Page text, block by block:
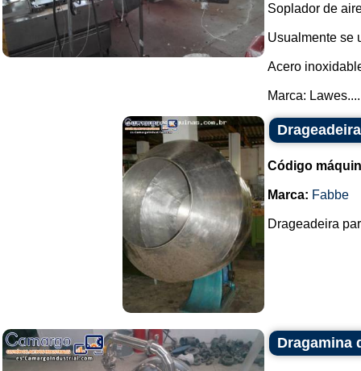
Soplador de
Usualmente se
Acero
Marca: Lawes....
Drageadeira
Código
Marca: Fabbe
Drageadeira
Dragamina